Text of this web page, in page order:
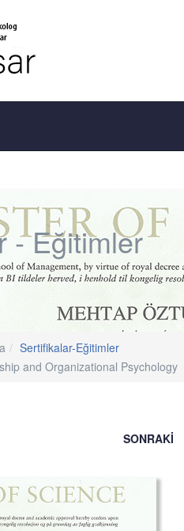
- Eğitimler
Sertifikalar-Eğitimler
and Organizational Psychology
SONRAKI